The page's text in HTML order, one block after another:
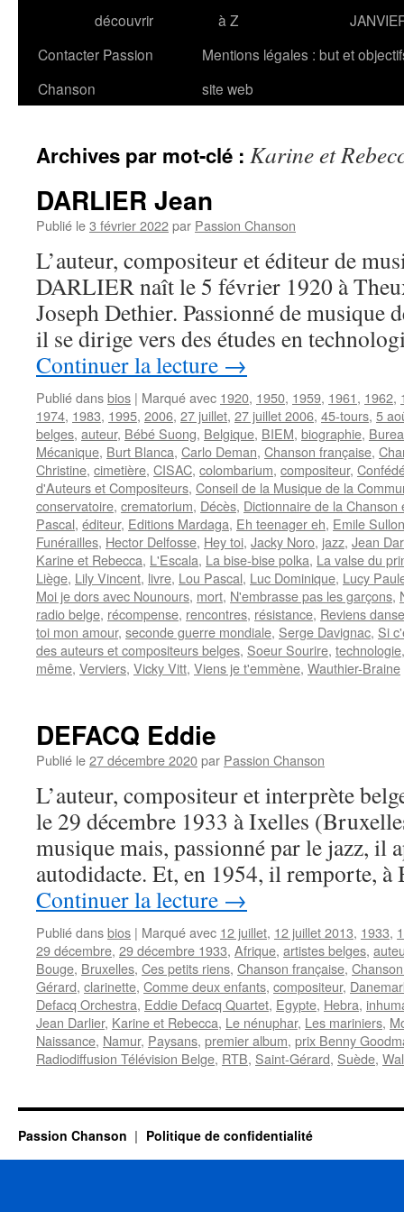
découvrir
à Z
Contacter Passion
Chanson
Mentions légales : but et
site web
Archives par mot-clé : Karine et
DARLIER Jean
Publié le3 février 2022par Passion Chanson
L’auteur, compositeur et éditeur de
DARLIER naît le 5 février 1920 à
Joseph Dethier. Passionné de musique
il se dirige vers des études en
Continuer la lecture →
Publié dansbios | Marqué avec 1920, 1950, 1959, 1961, 1962,
1974, 1983, 1995, 2006, 27 juillet, 27 juillet 2006, 45-tours, 5
belges, auteur, Bébé Suong, Belgique, BIEM, biographie,
Mécanique, Burt Blanca, Carlo Deman, Chanson française,
Christine, cimetière, CISAC, colombarium, compositeur,
d'Auteurs et Compositeurs, Conseil de la Musique de la
conservatoire, crematorium, Décès, Dictionnaire de la
Pascal, éditeur, Editions Mardaga, Eh teenager eh, Emile Sullon
Funérailles, Hector Delfosse, Hey toi, Jacky Noro, jazz, Jean
Karine et Rebecca, L'Escala, La bise-bise polka, La valse du
Liège, Lily Vincent, livre, Lou Pascal, Luc Dominique, Lucy
Moi je dors avec Nounours, mort, N'embrasse pas les garçons,
radio belge, récompense, rencontres, résistance, Reviens
toi mon amour, seconde guerre mondiale, Serge Davignac, Si
des auteurs et compositeurs belges, Soeur Sourire, technologie
même, Verviers, Vicky Vitt, Viens je t'emmène, Wauthier-Braine
DEFACQ Eddie
Publié le27 décembre 2020par Passion Chanson
L’auteur, compositeur et interprète
le 29 décembre 1933 à Ixelles
musique mais, passionné par le jazz, il
autodidacte. Et, en 1954, il remporte,
Continuer la lecture →
Publié dansbios | Marqué avec 12 juillet, 12 juillet 2013, 1933,
29 décembre, 29 décembre 1933, Afrique, artistes belges,
Bouge, Bruxelles, Ces petits riens, Chanson française,
Gérard, clarinette, Comme deux enfants, compositeur,
Defacq Orchestra, Eddie Defacq Quartet, Egypte, Hebra,
Jean Darlier, Karine et Rebecca, Le nénuphar, Les mariniers,
Naissance, Namur, Paysans, premier album, prix Benny
Radiodiffusion Télévision Belge, RTB, Saint-Gérard, Suède,
Passion Chanson Politique de confidentialité